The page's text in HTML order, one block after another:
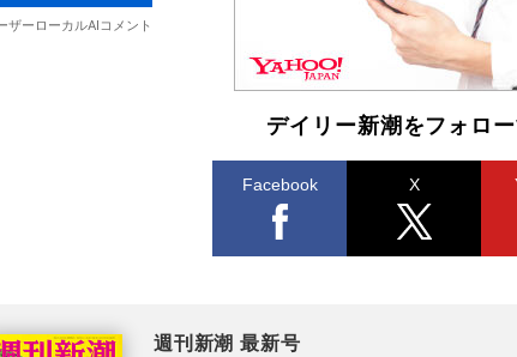
デイリー新潮をフォロ
Facebook X
週刊新潮 最新号